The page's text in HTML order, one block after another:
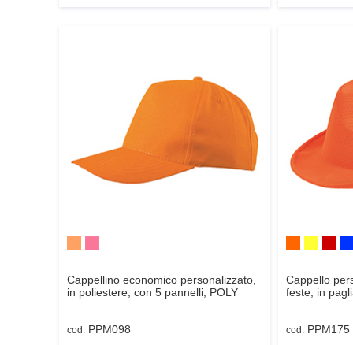
Cappellino economico personalizzato,
in poliestere, con 5 pannelli, POLY
cod. PPM098
Cappello
feste, in
cod. PPM175